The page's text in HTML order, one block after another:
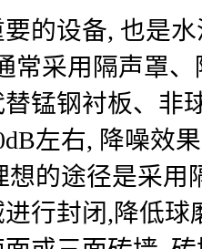
的设备, 也是
常采用隔声罩
锰钢衬板、非
左右, 降噪效
想的途径是采
行封闭,降低球